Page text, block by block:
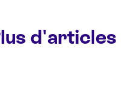
d'articles